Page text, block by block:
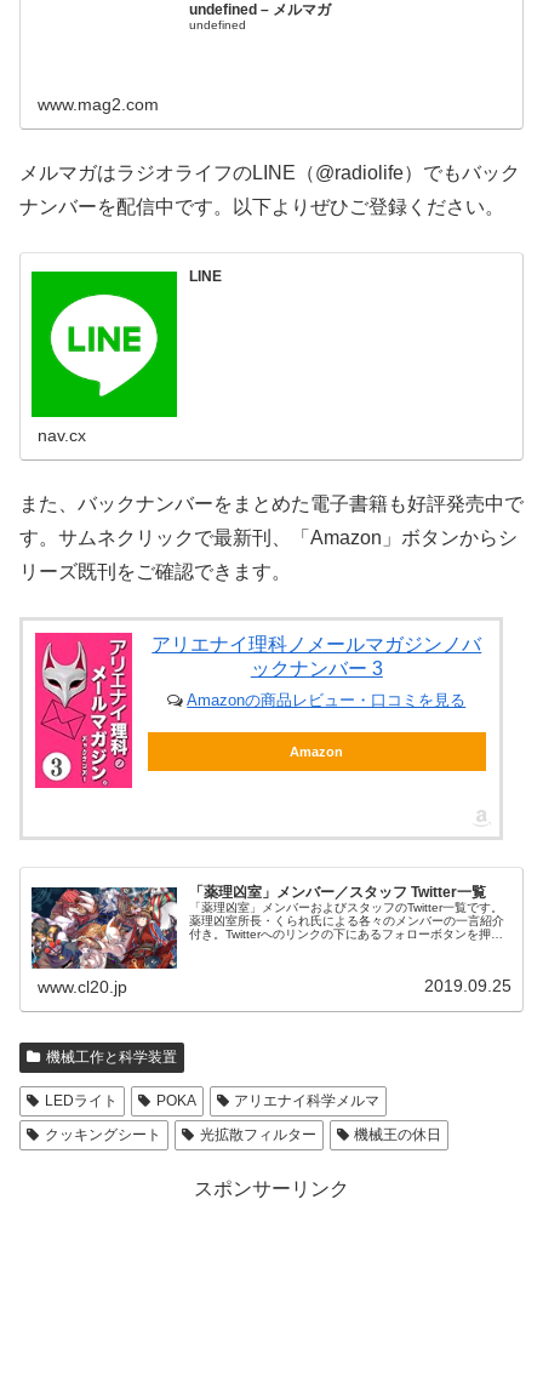
undefined – メルマガ
undefined
www.mag2.com
メルマガはラジオライフのLINE（@radiolife）でもバック
ナンバーを配信中です。以下よりぜひご登録ください。
LINE
nav.cx
また、バックナンバーをまとめた電子書籍も好評発売中で
す。サムネクリックで最新刊、「Amazon」ボタンからシ
リーズ既刊をご確認できます。
アリエナイ理科ノメールマガジンノバ
ックナンバー 3
Amazonの商品レビュー・口コミを見る
Amazon
「薬理凶室」メンバー／スタッフ Twitter一覧
「薬理凶室」メンバーおよびスタッフのTwitter一覧です。
薬理凶室所長・くられ氏による各々のメンバーの一言紹介
付き。Twitterへのリンクの下にあるフォローボタンを押す
www.cl20.jp 2019.09.25
機械工作と科学装置
LEDライト POKA
アリエナイ科学メルマ
クッキングシート
光拡散フィルター 機械王の休日
スポンサーリンク